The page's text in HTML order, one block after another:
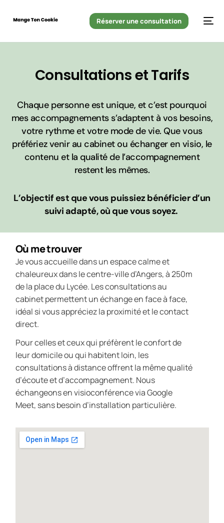
Réserver une consultation
Consultations et Tarifs
Chaque personne est unique, et c’est pourquoi
mes accompagnements s’adaptent à vos besoins,
votre rythme et votre mode de vie. Que vous
préfériez venir au cabinet ou échanger en visio, le
contenu et la qualité de l’accompagnement
restent les mêmes.
L’objectif est que vous puissiez bénéficier d’un
suivi adapté, où que vous soyez.
Où me trouver
Je vous accueille dans un espace calme et
chaleureux dans le centre-ville d’Angers, à 250m
de la place du Lycée. Les consultations au
cabinet permettent un échange en face à face,
idéal si vous appréciez la proximité et le contact
direct.
Pour celles et ceux qui préfèrent le confort de
leur domicile ou qui habitent loin, les
consultations à distance offrent la même qualité
d’écoute et d’accompagnement. Nous
échangeons en visioconférence via Google
Meet, sans besoin d’installation particulière.